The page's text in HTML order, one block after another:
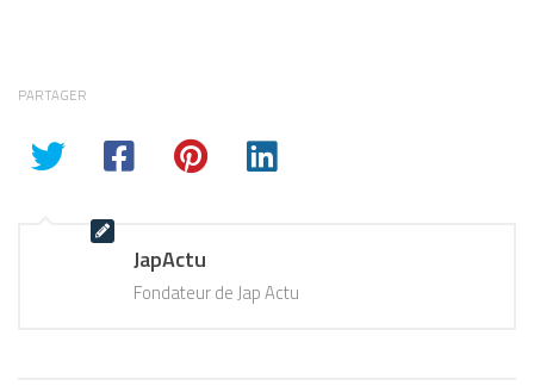
PARTAGER
JapActu
Fondateur de Jap Actu